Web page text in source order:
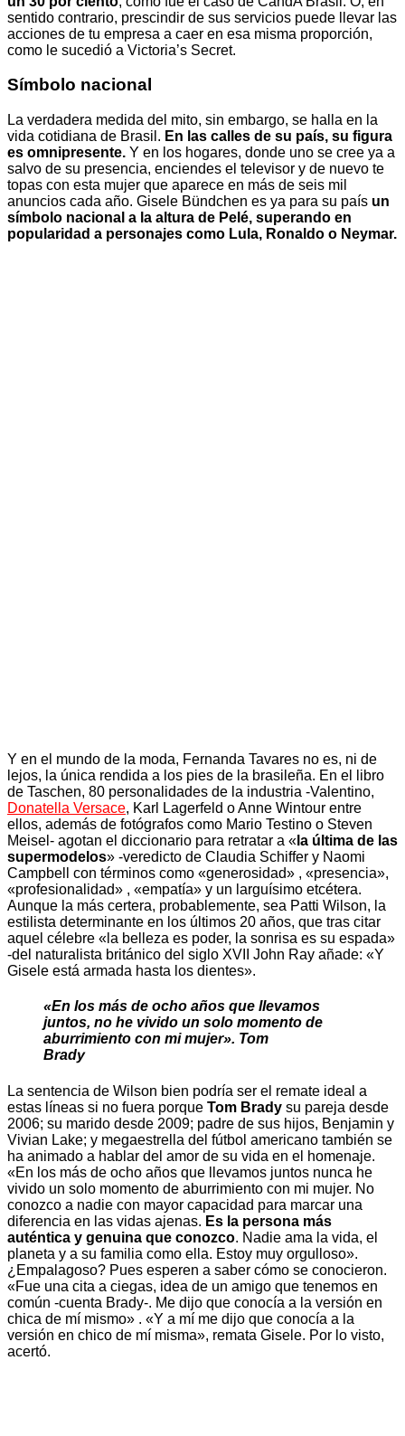
sentido contrario, prescindir de sus servicios puede llevar las
acciones de tu empresa a caer en esa misma proporción,
como le sucedió a Victoria’s Secret.
Símbolo nacional
La verdadera medida del mito, sin embargo, se halla en la
vida cotidiana de Brasil. En las calles de su país, su figura
es omnipresente. Y en los hogares, donde uno se cree ya a
salvo de su presencia, enciendes el televisor y de nuevo te
topas con esta mujer que aparece en más de seis mil
anuncios cada año. Gisele Bündchen es ya para su país un
símbolo nacional a la altura de Pelé, superando en
popularidad a personajes como Lula, Ronaldo o Neymar.
Y en el mundo de la moda, Fernanda Tavares no es, ni de
lejos, la única rendida a los pies de la brasileña. En el libro
de Taschen, 80 personalidades de la industria -Valentino,
Donatella Versace, Karl Lagerfeld o Anne Wintour entre
ellos, además de fotógrafos como Mario Testino o Steven
Meisel- agotan el diccionario para retratar a « la última de las
supermodelos» -veredicto de Claudia Schiffer y Naomi
Campbell con términos como «generosidad» , «presencia»,
«profesionalidad» , «empatía» y un larguísimo etcétera.
Aunque la más certera, probablemente, sea Patti Wilson, la
estilista determinante en los últimos 20 años, que tras citar
aquel célebre «la belleza es poder, la sonrisa es su espada»
-del naturalista británico del siglo XVII John Ray añade: «Y
Gisele está armada hasta los dientes».
«En los más de ocho años que llevamos
juntos, no he vivido un solo momento de
aburrimiento con mi mujer». Tom
Brady
La sentencia de Wilson bien podría ser el remate ideal a
estas líneas si no fuera porque Tom Brady su pareja desde
2006; su marido desde 2009; padre de sus hijos, Benjamin y
Vivian Lake; y megaestrella del fútbol americano también se
ha animado a hablar del amor de su vida en el homenaje.
«En los más de ocho años que llevamos juntos nunca he
vivido un solo momento de aburrimiento con mi mujer. No
conozco a nadie con mayor capacidad para marcar una
diferencia en las vidas ajenas. Es la persona más
auténtica y genuina que conozco. Nadie ama la vida, el
planeta y a su familia como ella. Estoy muy orgulloso».
¿Empalagoso? Pues esperen a saber cómo se conocieron.
«Fue una cita a ciegas, idea de un amigo que tenemos en
común -cuenta Brady-. Me dijo que conocía a la versión en
chica de mí mismo» . «Y a mí me dijo que conocía a la
versión en chico de mí misma», remata Gisele. Por lo visto,
acertó.